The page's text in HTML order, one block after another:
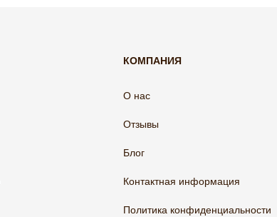
КОМПАНИЯ
О нас
Отзывы
Блог
Контактная информация
Политика конфиденциальности